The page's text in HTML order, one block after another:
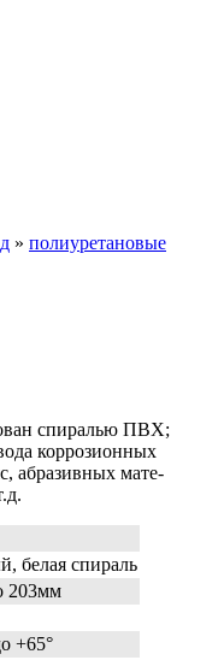
» полиуретановые
спиралью ПВХ;
коррозионных
абразивных мате-
белая спираль
203мм
+65°